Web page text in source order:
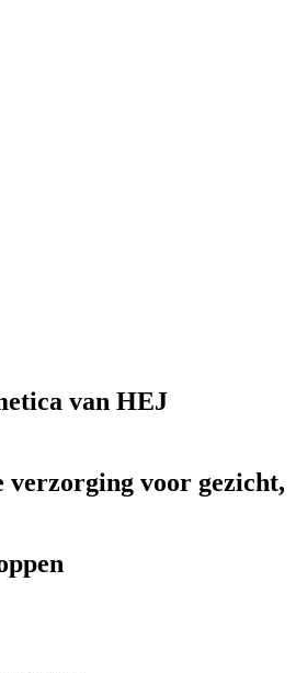
van HEJ
voor gezicht,